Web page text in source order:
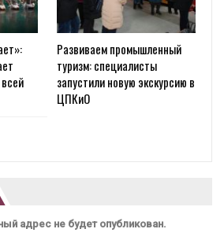
Развиваем промышленный
туризм: специалисты
запустили новую экскурсию в
ЦПКиО
адрес не будет опубликован.